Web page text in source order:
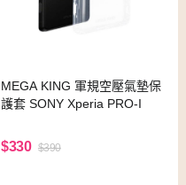
MEGA KING 軍規空壓氣墊保
護套 SONY Xperia PRO-I
$330 $390